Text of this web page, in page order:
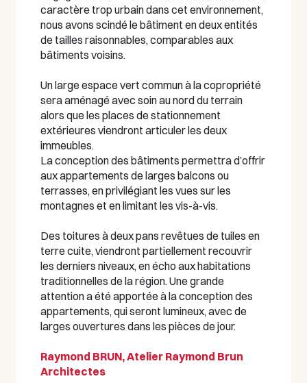
caractère trop urbain dans cet environnement,
nous avons scindé le bâtiment en deux entités
de tailles raisonnables, comparables aux
bâtiments voisins.
Un large espace vert commun à la copropriété
sera aménagé avec soin au nord du terrain
alors que les places de stationnement
extérieures viendront articuler les deux
immeubles.
La conception des bâtiments permettra d’offrir
aux appartements de larges balcons ou
terrasses, en privilégiant les vues sur les
montagnes et en limitant les vis-à-vis.
Des toitures à deux pans revêtues de tuiles en
terre cuite, viendront partiellement recouvrir
les derniers niveaux, en écho aux habitations
traditionnelles de la région. Une grande
attention a été apportée à la conception des
appartements, qui seront lumineux, avec de
larges ouvertures dans les pièces de jour.
Raymond BRUN, Atelier Raymond Brun
Architectes